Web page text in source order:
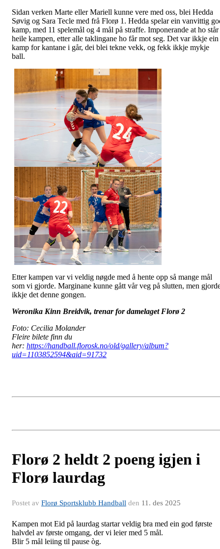
Sidan verken Marte eller Mariell kunne vere med oss, blei Hedda
Søvig og Sara Tecle med frå Florø 1. Hedda spelar ein vanvittig
kamp, med 11 spelemål og 4 mål på straffe. Imponerande at ho står
heile kampen, etter alle taklingane ho får mot seg. Det var ikkje ein
kamp for kantane i går, dei blei tekne vekk, og fekk ikkje mykje
ball.
Etter kampen var vi veldig nøgde med å hente opp så mange mål
som vi gjorde. Marginane kunne gått vår veg på slutten, men
ikkje det denne gongen.
Weronika Kinn Breidvik, trenar for damelaget Florø 2
Foto: Cecilia Molander
Fleire bilete finn du
her: https://handball.florosk.no/old/gallery/album?
uid=1103852594&aid=91732
Florø 2 heldt 2 poeng igjen i
Florø laurdag
Postet av Florø Sportsklubb Handball den 11. des 2025
Kampen mot Eid på laurdag startar veldig bra med ein god første
halvdel av første omgang, der vi leier med 5 mål.
Blir 5 mål leiing til pause òg.